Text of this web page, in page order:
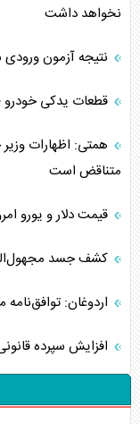
نخواهد داشت
نتیجه آزمون ورودی سمپاد
قطعات یدکی خودرو ۷۰ تا ۸۰ درصد گران شد
همتی: اظهارات
متناقض است
قیمت دلار و یورو امروز شنبه ۱۷
کشف جسد
اردوغان:
افزایش سپرده